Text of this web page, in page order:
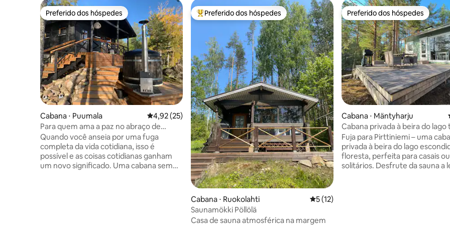
Preferido dos hóspedes
Preferido dos hóspedes
Cabana ⋅ Puumala 4,92 de uma avaliação média de 5, 25 avaliações
4,92 (25)
Para quem ama a paz no abraço de
Saimaa
Quando você anseia por uma fuga
completa da vida cotidiana, isso é
possível e as coisas cotidianas ganham
um novo significado. Uma cabana sem
Entre os melhores preferidos dos hóspedes
Preferido dos hóspedes
Cabana ⋅ Ruokolahti 5 de uma avaliação média de 5, 12
5 (12)
Saunamökki Pöllölä
Casa de sauna atmosférica na margem
Preferido dos hóspedes
Preferido dos hóspedes
Cabana ⋅ Mäntyharju
Cabana privada à beira do lago
Fuja para Pirttiniemi – uma
privada à beira do lago
floresta, perfeita para casais
solitários. Desfrute da sauna a